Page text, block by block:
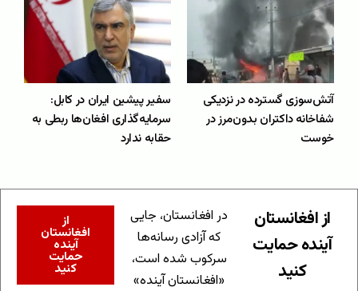
آتش‌سوزی گسترده در نزدیکی
شفاخانه داکتران بدون‌مرز در
خوست
سفیر پیشین ایران در کابل:
سرمایه‌گذاری افغان‌ها ربطی به
حقابه ندارد
از افغانستان
آینده حمایت
کنید
در افغانستان، جایی
که آزادی رسانه‌ها
سرکوب شده است،
«افغانستان آینده»
از
افغانستان
آینده
حمایت
کنید